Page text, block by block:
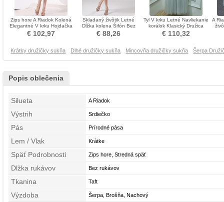
Zips hore A Riadok Kolená
Elegantné V krku Hojdačka
Družičky šaty
€ 102,97
Skladaný živôtik Letné
Dĺžka kolena Šifón Bez
rukávov Družičky šaty
€ 88,26
Tyl V krku Letné Navliekanie
korálok Klasický Družica
obleko
€ 110,32
A
Krátky družičky sukňa Dlhé družičky sukňa Mincovňa družičky sukňa Šerpa
Popis oblečenia
Silueta A Riadok
Výstrih Srdiečko
Pás Prírodné pása
Lem / Vlak Krátke
Späť Podrobnosti Zips hore, Stredná späť
Dlžka rukávov Bez rukávov
Tkanina Taft
Výzdoba Šerpa, Brošňa, Nachový